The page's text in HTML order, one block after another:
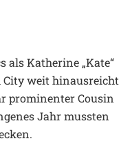
als Katherine „Kate“
City weit
prominenter Cousin
Jahr mussten